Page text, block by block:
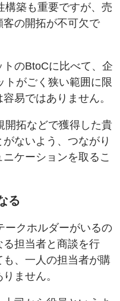
構築も重要ですが、売
客の開拓が不可欠で
のBtoCに比べて、企
トがごく狭い範囲に限
易ではありません。
開拓などで獲得した貴
ないよう、つながり
ケーションを取るこ
る
ークホルダーがいるの
担当者と商談を行
、一人の担当者が購
ません。